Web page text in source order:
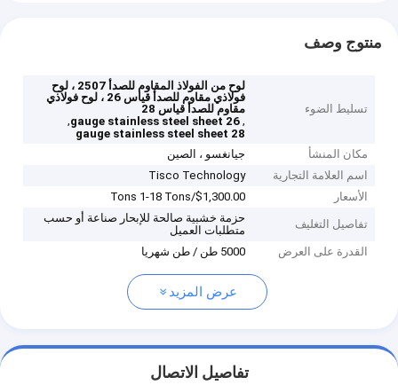
منتوج وصف
تسليط الضوء
لوح من الفولاذ المقاوم للصدأ 2507 ، لوح
فولاذي مقاوم للصدأ قياس 26 ، لوح فولاذي
مقاوم للصدأ قياس 28
,
26 gauge stainless steel sheet
,
28 gauge stainless steel sheet
مكان المنشأ
جيانغسو ، الصين
اسم العلامة التجارية
Tisco Technology
الأسعار
$1,300.00/Tons 1-18 Tons
تفاصيل التغليف
حزمة خشبية صالحة للإبحار صناعة أو حسب
متطلبات العميل
القدرة على العرض
5000 طن / طن شهريا
عرض المزيد
تفاصيل الاتصال